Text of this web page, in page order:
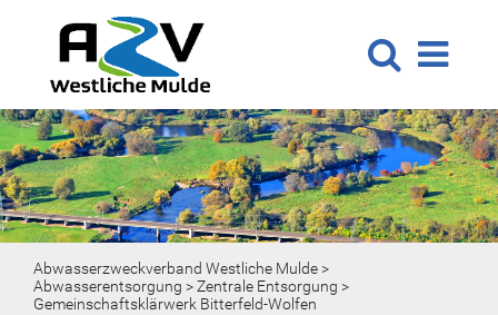
Abwasserzweckverband Westliche Mulde>
Abwasserentsorgung >Zentrale Entsorgung >
Gemeinschaftsklärwerk Bitterfeld-Wolfen